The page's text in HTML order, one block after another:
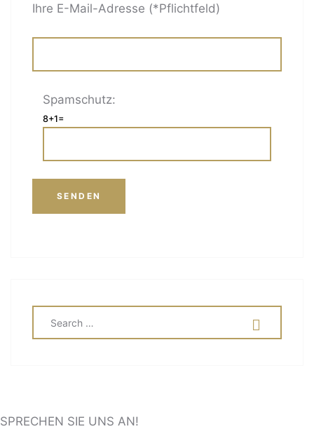
Ihre E-Mail-Adresse (*Pflichtfeld)
Spamschutz:
8+1=
FOR:
SPRECHEN SIE UNS AN!